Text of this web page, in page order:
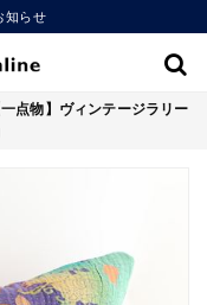
知らせ
一点物】ヴィンテージラリー